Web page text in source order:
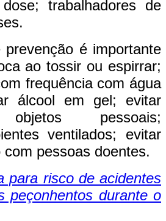
trabalhadores de
é importante
ao tossir ou espirrar;
frequência com água
álcool em gel; evitar
objetos pessoais;
ventilados; evitar
pessoas doentes.
para risco de acidentes
peçonhentos durante o